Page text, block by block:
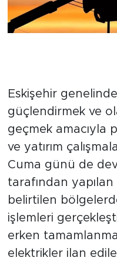
Eskişehir
güçlendirmek ve
geçmek amacıyla
ve yatırım
Cuma günü de
tarafından
belirtilen
işlemleri
erken
elektrikler ilan